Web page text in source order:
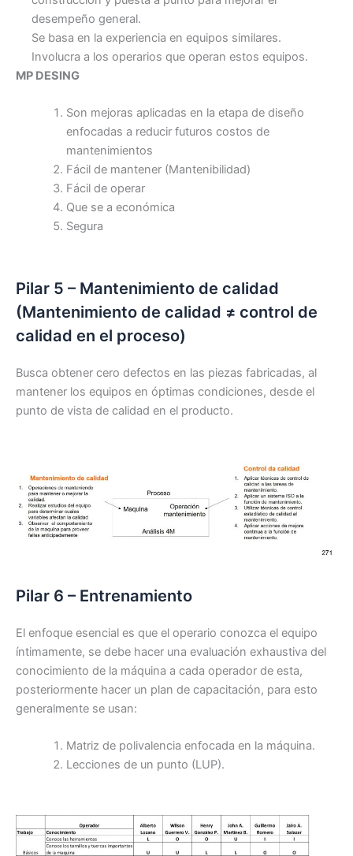
desempeño general.
Se basa en la experiencia en equipos similares.
Involucra a los operarios que operan estos equipos.
MP DESING
Son mejoras aplicadas en la etapa de diseño
enfocadas a reducir futuros costos de
mantenimientos
Fácil de mantener (Mantenibilidad)
Fácil de operar
Que se a económica
Segura
Pilar 5 – Mantenimiento de calidad
(Mantenimiento de calidad ≠ control de
calidad en el proceso)
Busca obtener cero defectos en las piezas fabricadas, al
mantener los equipos en óptimas condiciones, desde el
punto de vista de calidad en el producto.
Pilar 6 – Entrenamiento
El enfoque esencial es que el operario conozca el equipo
íntimamente, se debe hacer una evaluación exhaustiva del
conocimiento de la máquina a cada operador de esta,
posteriormente hacer un plan de capacitación, para esto
generalmente se usan:
Matriz de polivalencia enfocada en la máquina.
Lecciones de un punto (LUP).